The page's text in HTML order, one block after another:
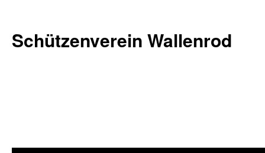
Schützenverein Wallenrod